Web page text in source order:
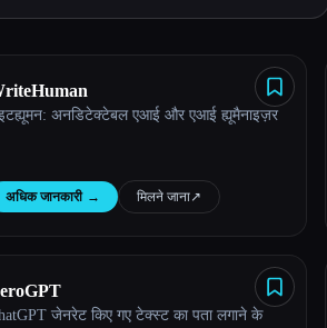
अनडिटेक्टेबल एआई और एआई ह्यूमैनाइज़र
अधिक जानकारी → मिलने जाना↗︎
जेनरेट किए गए टेक्स्ट का पता लगाने के